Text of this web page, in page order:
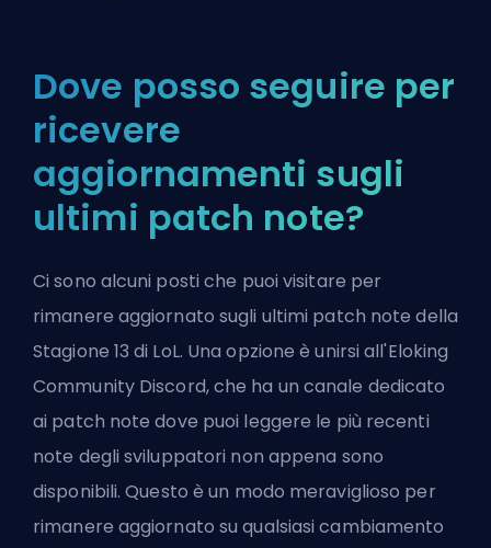
Dove posso seguire per
ricevere
aggiornamenti sugli
ultimi patch note?
Ci sono alcuni posti che puoi visitare per
rimanere aggiornato sugli ultimi patch note della
Stagione 13 di LoL. Una opzione è unirsi all'Eloking
Community Discord, che ha un canale dedicato
ai patch note dove puoi leggere le più recenti
note degli sviluppatori non appena sono
disponibili. Questo è un modo meraviglioso per
rimanere aggiornato su qualsiasi cambiamento